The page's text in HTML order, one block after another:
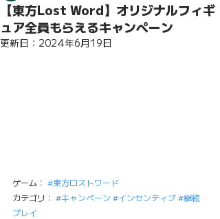
【東方Lost Word】オリジナルフィギ
ュア全員もらえるキャンペーン
更新日： 2024年6月19日
ゲーム： #東方ロストワード
カテゴリ： #キャンペーン #インセンティブ#継続
プレイ